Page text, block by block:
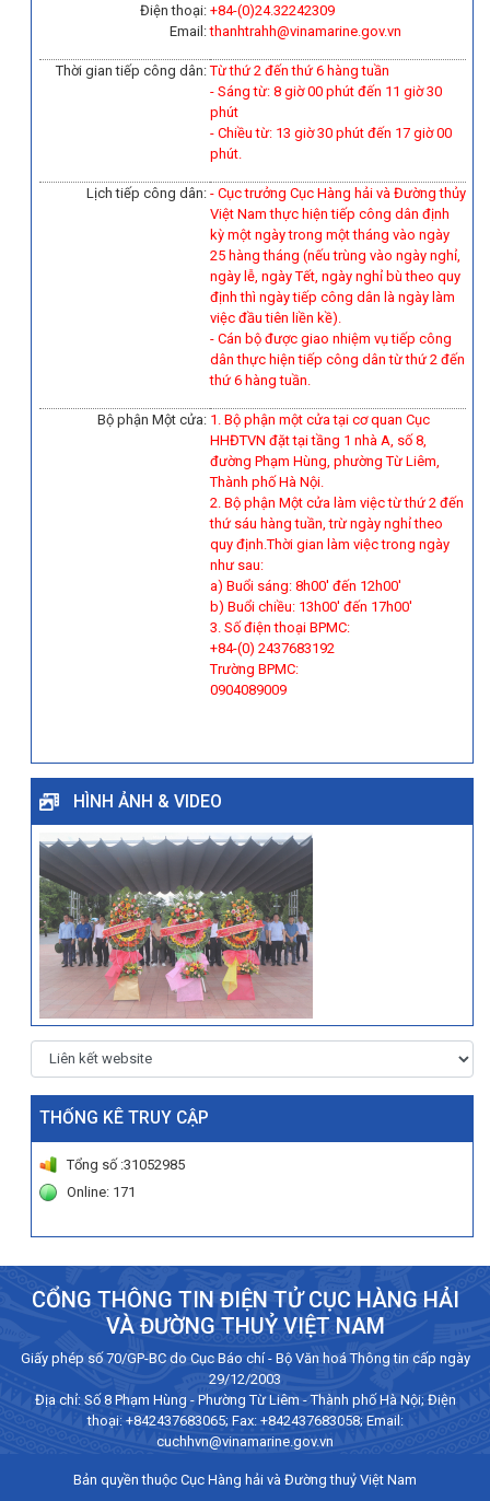
Điện thoại:
Email:
+84-(0)24.32242309
thanhtrahh@vinamarine.gov.vn
Thời gian tiếp công dân:Từ thứ 2 đến thứ 6 hàng tuần
- Sáng từ: 8 giờ 00 phút đến 11 giờ 30
phút
- Chiều từ: 13 giờ 30 phút đến 17 giờ 00
phút.
Lịch tiếp công dân: - Cục trưởng Cục Hàng hải và Đường thủy
Việt Nam thực hiện tiếp công dân định
kỳ một ngày trong một tháng vào ngày
25 hàng tháng (nếu trùng vào ngày nghỉ,
ngày lễ, ngày Tết, ngày nghỉ bù theo quy
định thì ngày tiếp công dân là ngày làm
việc đầu tiên liền kề).
- Cán bộ được giao nhiệm vụ tiếp công
dân thực hiện tiếp công dân từ thứ 2 đến
thứ 6 hàng tuần.
Bộ phận Một cửa: 1. Bộ phận một cửa tại cơ quan Cục
HHĐTVN đặt tại tầng 1 nhà A, số 8,
đường Phạm Hùng, phường Từ Liêm,
Thành phố Hà Nội.
2. Bộ phận Một cửa làm việc từ thứ 2 đến
thứ sáu hàng tuần, trừ ngày nghỉ theo
quy định.Thời gian làm việc trong ngày
như sau:
a) Buổi sáng: 8h00' đến 12h00'
b) Buổi chiều: 13h00' đến 17h00'
3. Số điện thoại BPMC:
+84-(0) 2437683192
Trường BPMC:
0904089009
HÌNH ẢNH & VIDEO
THỐNG KÊ TRUY CẬP
Tổng số :31052985
Online: 171
CỔNG THÔNG TIN ĐIỆN TỬ CỤC HÀNG HẢI
VÀ ĐƯỜNG THUỶ VIỆT NAM
Giấy phép số 70/GP-BC do Cục Báo chí - Bộ Văn hoá Thông tin cấp ngày
29/12/2003
Địa chỉ: Số 8 Phạm Hùng - Phường Từ Liêm - Thành phố Hà Nội; Điện
thoại: +842437683065; Fax: +842437683058; Email:
cuchhvn@vinamarine.gov.vn
Bản quyền thuộc Cục Hàng hải và Đường thuỷ Việt Nam